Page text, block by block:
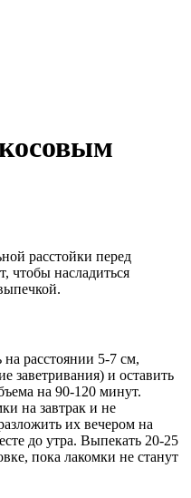
расстойки перед
чтобы насладиться
расстоянии 5-7 см,
заветривания) и оставить
на 90-120 минут.
на завтрак и не
их вечером на
до утра. Выпекать 20-25
пока лакомки не станут